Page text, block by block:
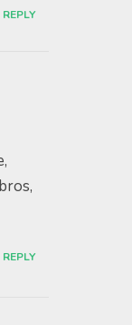
REPLY
REPLY